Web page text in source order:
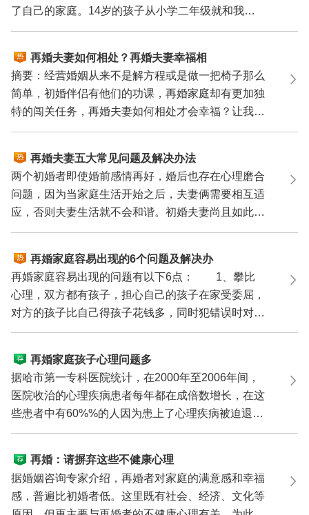
了自己的家庭。14岁的孩子从小学二年级就和我生
活在一起，...
再婚夫妻如何相处？再婚夫妻幸福相
处6法则
摘要：经营婚姻从来不是解方程或是做一把椅子那么
简单，初婚伴侣有他们的功课，再婚家庭却有更加独
特的闯关任务，再婚夫妻如何相处才会幸福？让我们
一起看看...
再婚夫妻五大常见问题及解决办法
两个初婚者即使婚前感情再好，婚后也存在心理磨合
问题，因为当家庭生活开始之后，夫妻俩需要相互适
应，否则夫妻生活就不会和谐。初婚夫妻尚且如此，
再婚夫妻...
再婚家庭容易出现的6个问题及解决办
法
再婚家庭容易出现的问题有以下6点： 1、攀比
心理，双方都有孩子，担心自己的孩子在家受委屈，
对方的孩子比自己得孩子花钱多，同时犯错误时对自
己的孩子教...
再婚家庭孩子心理问题多
据哈市第一专科医院统计，在2000年至2006年间，
医院收治的心理疾病患者每年都在成倍数增长，在这
些患者中有60%%的人因为患上了心理疾病被迫退
学、下岗、退养...
再婚：请摒弃这些不健康心理
据婚姻咨询专家介绍，再婚者对家庭的满意感和幸福
感，普遍比初婚者低。这里既有社会、经济、文化等